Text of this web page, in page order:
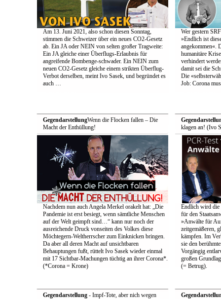
Am 13. Juni 2021, also schon diesen Sonntag,
stimmen die Schweizer über ein neues CO2-Gesetz
ab. Ein JA oder NEIN von selten großer Tragweite:
Ein JA gleiche einer Überflugs-Erlaubnis für
angreifende Bombenge-schwader. Ein NEIN zum
neuen CO2-Gesetz gleiche einem strikten Überflug-
Verbot derselben, meint Ivo Sasek, und begründet es
auch …
Wer gestern
»Endlich ist
angekommen«.
humanitäre
verhindert
damit sei die
Die
Job: Corona
GegendarstellungWenn die Flocken fallen – Die
Macht der Enthüllung!
Nachdem nun auch Angela Merkel orakelt hat: „Die
Pandemie ist erst besiegt, wenn sämtliche Menschen
auf der Welt geimpft sind…“ kann nur noch der
ausreichende Druck vonseiten des Volkes diese
Möchtegern-Weltherrscher zum Einknicken bringen.
Da aber all deren Macht auf unsichtbaren
Behauptungen fußt, rüttelt Ivo Sasek wieder einmal
mit 17 Sichtbar-Machungen tüchtig an ihrer Corona*.
(*Corona = Krone)
klagen an! (Ivo
Endlich wird die
für den
»Anwälte für
zeitgemäßeren,
kämpfen. Im
sie den
Vorgängig
großen
(= Betrug).
Gegendarstellung- Impf-Tote, aber nich wegen